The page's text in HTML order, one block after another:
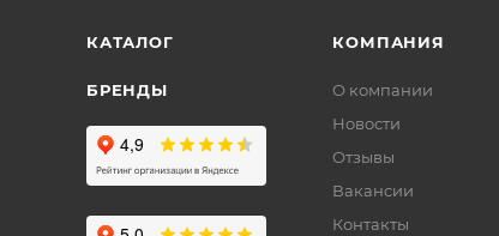
КАТАЛОГ
БРЕНДЫ
КОМПАНИЯ
О компании
Новости
Отзывы
Вакансии
Контакты